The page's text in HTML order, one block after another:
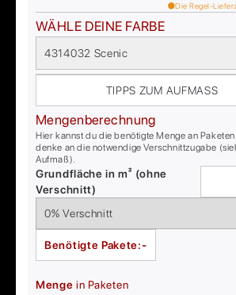
Die Regel-
WÄHLE DEINE FARBE
4314032 Scenic
TIPPS ZUM AUFMASS
Mengenberechnung
Hier kannst du die benötigte Menge an
denke an die notwendige Verschnittzugabe
Aufmaß).
Grundfläche in m² (ohne
Verschnitt)
Benötigte Pakete:-
Menge in Paketen